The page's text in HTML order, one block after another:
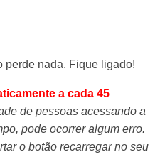
perde nada. Fique ligado!
a cada 45
de pessoas acessando a
pode ocorrer algum erro.
o botão recarregar no seu